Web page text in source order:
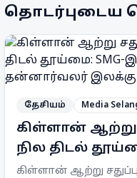
தொடர்புடைய
தேசியம் Media
கிள்ளான் ஆற்று
நில திடல்
SMG-இன் 1,000
கிள்ளான் ஆற்று